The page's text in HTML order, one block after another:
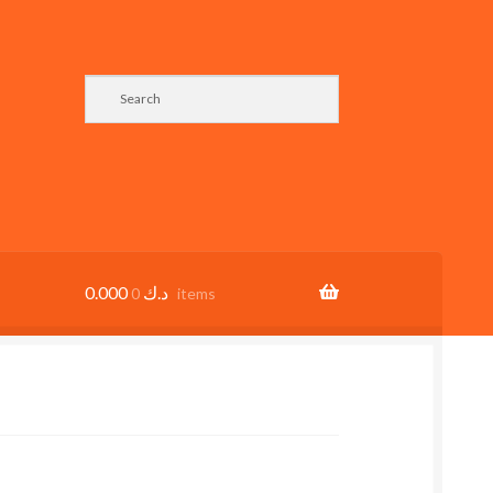
0.000 د.ك 0 items